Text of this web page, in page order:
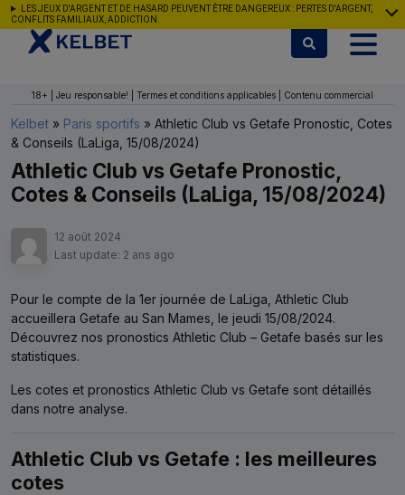
Aller au contenu
LES JEUX D'ARGENT ET DE HASARD PEUVENT ÊTRE DANGEREUX : PERTES D'ARGENT,
CONFLITS FAMILIAUX, ADDICTION.
18+ | Jeu responsable! | Termes et conditions applicables | Contenu commercial
Kelbet » Paris sportifs » Athletic Club vs Getafe Pronostic, Cotes
& Conseils (LaLiga, 15/08/2024)
Athletic Club vs Getafe Pronostic,
Cotes & Conseils (LaLiga, 15/08/2024)
12 août 2024
Last update: 2 ans ago
Pour le compte de la 1er journée de LaLiga, Athletic Club
accueillera Getafe au San Mames, le jeudi 15/08/2024.
Découvrez nos pronostics Athletic Club – Getafe basés sur les
statistiques.
Les cotes et pronostics Athletic Club vs Getafe sont détaillés
dans notre analyse.
Athletic Club vs Getafe : les meilleures
cotes